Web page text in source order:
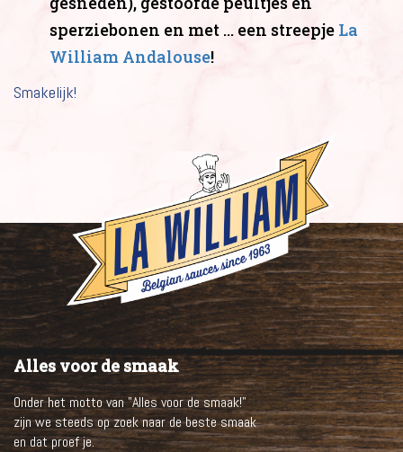
NL
FR
sperziebonen en met … een streepje La
William Andalouse!
Smakelijk!
Alles voor de smaak
Onder het motto van "Alles voor de smaak!"
zijn we steeds op zoek naar de beste smaak
en dat proef je.